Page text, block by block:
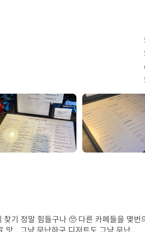
찾기 정말 힘들구나 🥺 다른 카페들을 몇번